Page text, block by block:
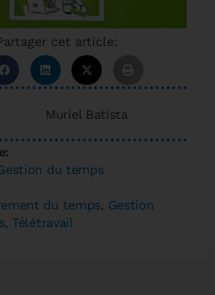
cet article:
Muriel Batista
du temps
du temps, Gestion
, Télétravail